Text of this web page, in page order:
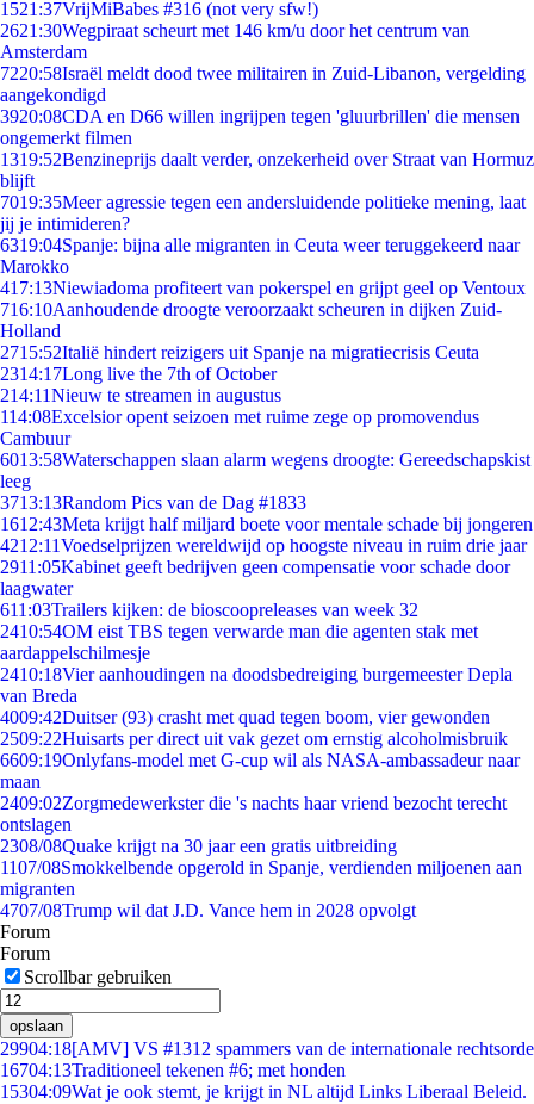
1521:37VrijMiBabes #316 (not very sfw!)
2621:30Wegpiraat scheurt met 146 km/u door het centrum van
Amsterdam
7220:58Israël meldt dood twee militairen in Zuid-Libanon, vergelding
aangekondigd
3920:08CDA en D66 willen ingrijpen tegen 'gluurbrillen' die mensen
ongemerkt filmen
1319:52Benzineprijs daalt verder, onzekerheid over Straat van Hormuz
blijft
7019:35Meer agressie tegen een andersluidende politieke mening, laat
jij je intimideren?
6319:04Spanje: bijna alle migranten in Ceuta weer teruggekeerd naar
Marokko
417:13Niewiadoma profiteert van pokerspel en grijpt geel op Ventoux
716:10Aanhoudende droogte veroorzaakt scheuren in dijken Zuid-
Holland
2715:52Italië hindert reizigers uit Spanje na migratiecrisis Ceuta
2314:17Long live the 7th of October
214:11Nieuw te streamen in augustus
114:08Excelsior opent seizoen met ruime zege op promovendus
Cambuur
6013:58Waterschappen slaan alarm wegens droogte: Gereedschapskist
leeg
3713:13Random Pics van de Dag #1833
1612:43Meta krijgt half miljard boete voor mentale schade bij jongeren
4212:11Voedselprijzen wereldwijd op hoogste niveau in ruim drie jaar
2911:05Kabinet geeft bedrijven geen compensatie voor schade door
laagwater
611:03Trailers kijken: de bioscoopreleases van week 32
2410:54OM eist TBS tegen verwarde man die agenten stak met
aardappelschilmesje
2410:18Vier aanhoudingen na doodsbedreiging burgemeester Depla
van Breda
4009:42Duitser (93) crasht met quad tegen boom, vier gewonden
2509:22Huisarts per direct uit vak gezet om ernstig alcoholmisbruik
6609:19Onlyfans-model met G-cup wil als NASA-ambassadeur naar
maan
2409:02Zorgmedewerkster die 's nachts haar vriend bezocht terecht
ontslagen
2308/08Quake krijgt na 30 jaar een gratis uitbreiding
1107/08Smokkelbende opgerold in Spanje, verdienden miljoenen aan
migranten
4707/08Trump wil dat J.D. Vance hem in 2028 opvolgt
Forum
Forum
Scrollbar gebruiken
opslaan
29904:18[AMV] VS #1312 spammers van de internationale rechtsorde
16704:13Traditioneel tekenen #6; met honden
15304:09Wat je ook stemt, je krijgt in NL altijd Links Liberaal Beleid.